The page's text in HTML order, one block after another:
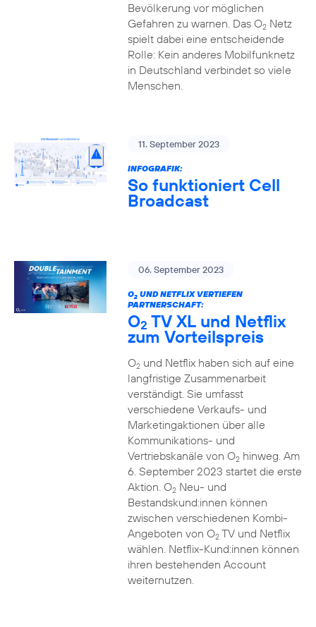
Bevölkerung vor möglichen
Gefahren zu warnen. Das O2Netz
spielt dabei eine entscheidende
Rolle: Kein anderes Mobilfunknetz
in Deutschland verbindet so viele
Menschen.
11. September 2023
INFOGRAFIK:
So funktioniert Cell
Broadcast
06. September 2023
O2UND NETFLIX VERTIEFEN
PARTNERSCHAFT:
O2 TV XL und Netflix
zum Vorteilspreis
O2und Netflix haben sich auf eine
langfristige Zusammenarbeit
verständigt. Sie umfasst
verschiedene Verkaufs- und
Marketingaktionen über alle
Kommunikations- und
Vertriebskanäle von O2hinweg. Am
6. September 2023 startet die erste
Aktion. O2Neu- und
Bestandskund:innen können
zwischen verschiedenen Kombi-
Angeboten von O2TV und Netflix
wählen. Netflix-Kund:innen können
ihren bestehenden Account
weiternutzen.